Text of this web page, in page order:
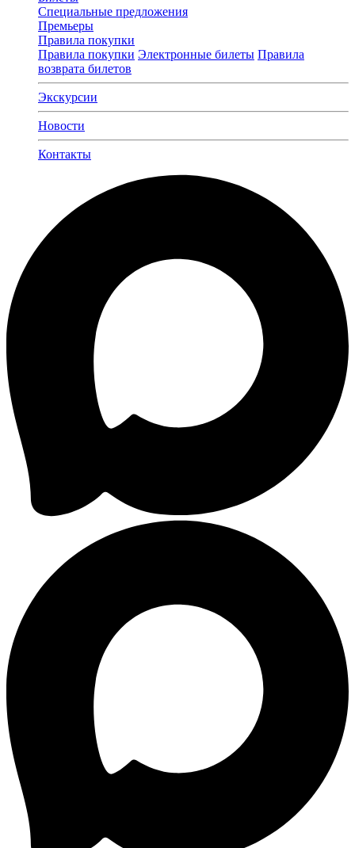
Специальные предложения
Премьеры
Правила покупки
Правила покупки Электронные билеты Правила
возврата билетов
Экскурсии
Новости
Контакты